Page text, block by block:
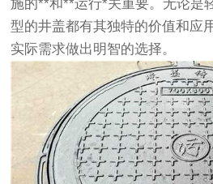
施的**和**运行*关重要。无论是
型的井盖都有其独特的价值和应
实际需求做出明智的选择。